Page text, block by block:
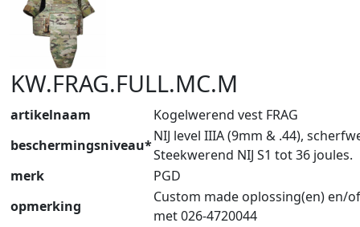
KW.FRAG.FULL.MC.M
artikelnaam
Kogelwerend vest FRAG
beschermingsniveau*
NIJ level IIIA (9mm & .44),
Steekwerend NIJ S1 tot 36 joules.
merk
PGD
opmerking
Custom made oplossing(en) en/
met 026-4720044